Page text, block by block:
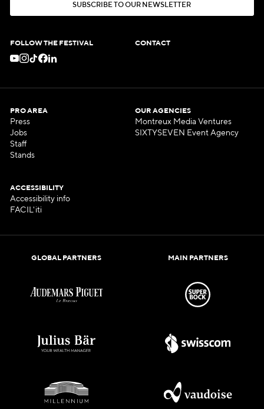
SUBSCR BE TO OUR N EWSLE ER
FOLLOW THE FESTIVAL CONTACT
PRO AREA
Press
Jobs
Staff
Stands
OUR AGENCIES
Montreux Media Ventures
SIXTYSEVEN Event Agency
ACCESSIBILITY
Accessibility info
FACIL'iti
GLOBAL PARTNERS MAIN PARTNERS